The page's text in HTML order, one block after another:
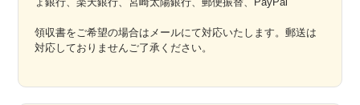
領収書をご希望の場合はメールにて対応いたします。郵送は
対応しておりませんご了承ください。